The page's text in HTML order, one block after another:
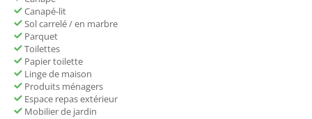
Canapé-lit
Sol carrelé / en marbre
Parquet
Toilettes
Papier toilette
Linge de maison
Produits ménagers
Espace repas extérieur
Mobilier de jardin